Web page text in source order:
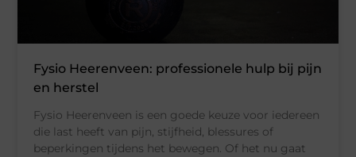
Fysio Heerenveen: professionele hulp bij pijn
en herstel
Fysio Heerenveen is een goede keuze voor iedereen
die last heeft van pijn, stijfheid, blessures of
beperkingen tijdens het bewegen. Of het nu gaat